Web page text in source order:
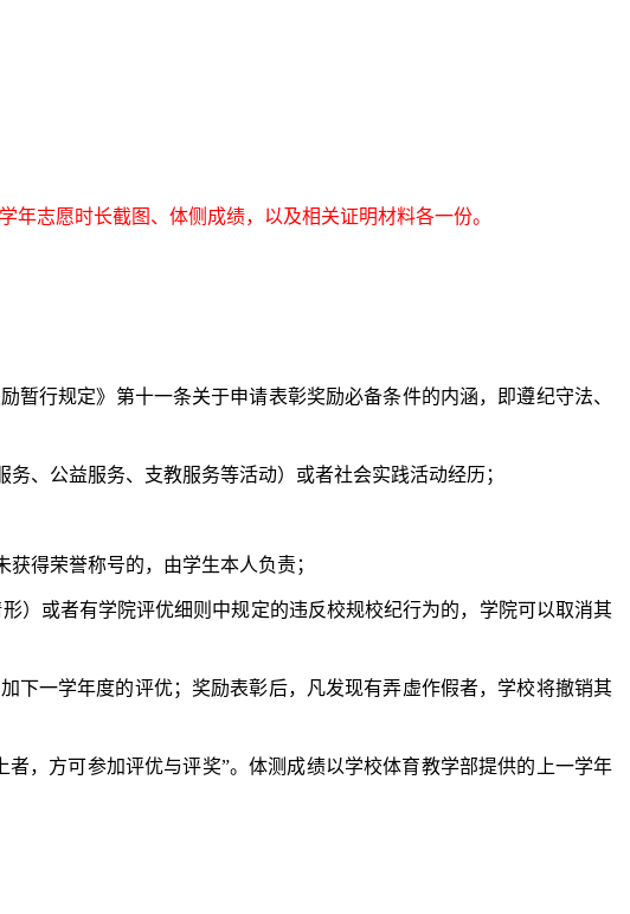
年志愿时长截图、体侧成绩，以及相关证明材料各一份。
行规定》第十一条关于申请表彰奖励必备条件的内涵，即遵纪守法、
、公益服务、支教服务等活动）或者社会实践活动经历；
得荣誉称号的，由学生本人负责；
）或者有学院评优细则中规定的违反校规校纪行为的，学院可以取消其
下一学年度的评优；奖励表彰后，凡发现有弄虚作假者，学校将撤销其
，方可参加评优与评奖”。体测成绩以学校体育教学部提供的上一学年